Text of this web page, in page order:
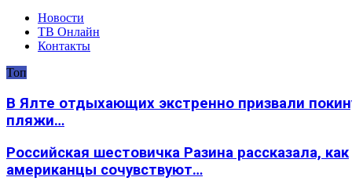
Новости
ТВ Онлайн
Контакты
Топ
В Ялте отдыхающих экстренно призвали
пляжи…
Российская шестовичка Разина рассказала, как
американцы сочувствуют…